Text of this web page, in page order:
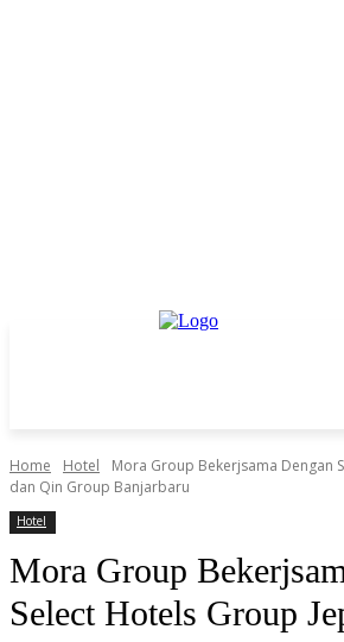
Home Hotel
Mora Group Bekerjsama Dengan
dan Qin Group Banjarbaru
Hotel
Mora Group
Select Hotels Group